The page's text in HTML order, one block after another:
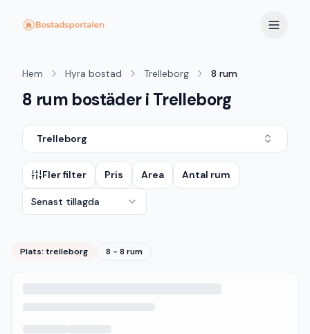
Hem Hyra bostad Trelleborg 8 rum
8 rum bostäder i Trelleborg
Trelleborg
Fler filter Pris Area Antal rum
Senast tillagda
Plats: trelleborg 8 - 8 rum